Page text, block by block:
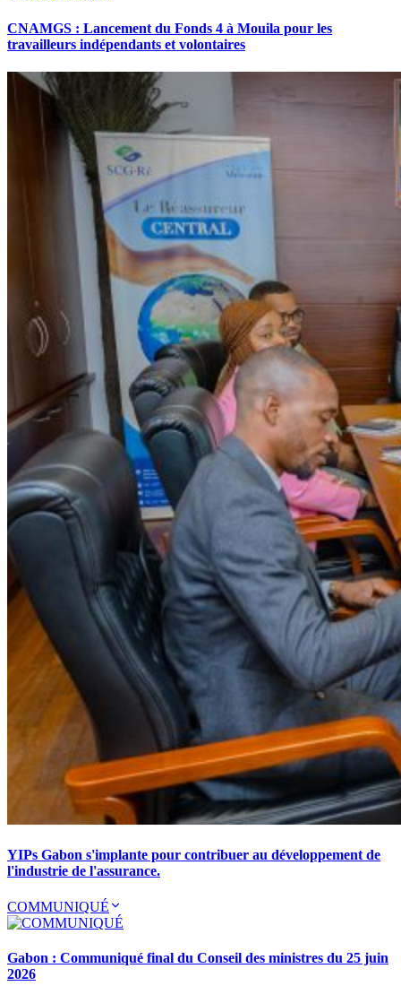
CNAMGS : Lancement du Fonds 4 à Mouila pour les
travailleurs indépendants et volontaires
YIPs Gabon s'implante pour contribuer au développement de
l'industrie de l'assurance.
COMMUNIQUÉ
Gabon : Communiqué final du Conseil des ministres du 25 juin
2026